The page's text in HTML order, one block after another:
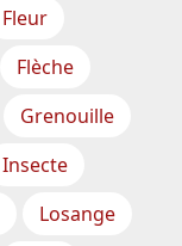
Fleur
Flèche
Grenouille
Insecte
Losange